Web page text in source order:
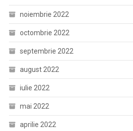
noiembrie 2022
octombrie 2022
septembrie 2022
august 2022
iulie 2022
mai 2022
aprilie 2022